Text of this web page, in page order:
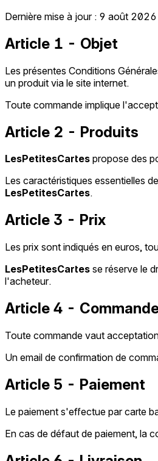
Dernière mise à jour : 9 août 2026
Article 1 - Objet
Les présentes Conditions
un produit via le site internet.
Toute commande implique
Article 2 - Produits
LesPetitesCartes propose des
Les caractéristiques essentielles
LesPetitesCartes.
Article 3 - Prix
Les prix sont indiqués en euros,
LesPetitesCartes se réserve le
l'acheteur.
Article 4 -
Toute commande vaut
Un email de confirmation de
Article 5 - Paiement
Le paiement s'effectue par carte
En cas de défaut de paiement, la